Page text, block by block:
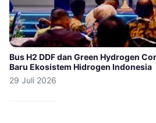
Bus H2 DDF dan Green Hydrogen
Baru Ekosistem Hidrogen Indonesia
29 Juli 2026